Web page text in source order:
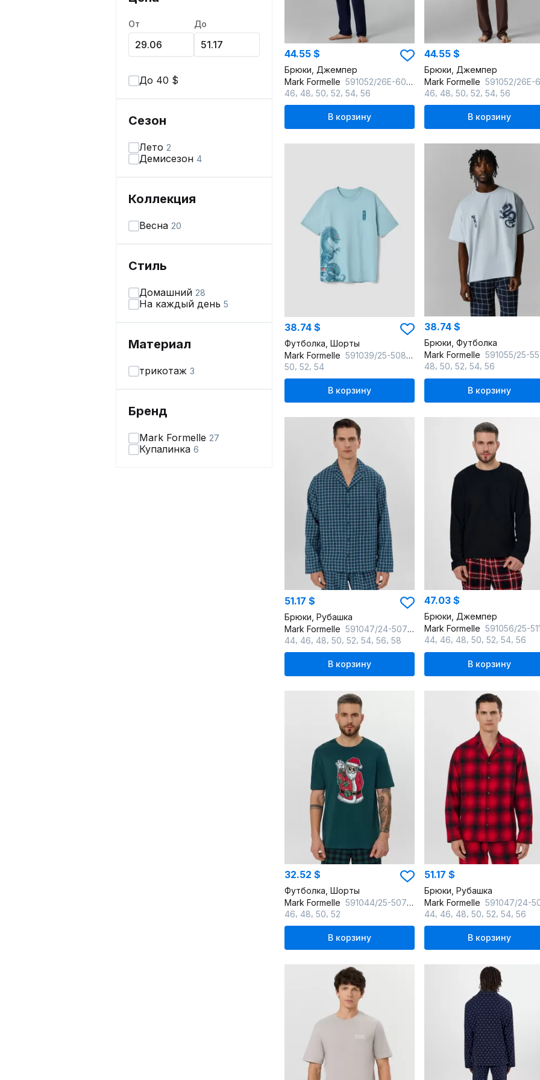
От До
До 40 $
Сезон
Лето 2
Демисезон 4
Коллекция
Весна 20
Стиль
Домашний 28
На каждый день 5
Материал
трикотаж 3
Бренд
Mark Formelle 27
Купалинка 6
44.55 $
Брюки, Джемпер
Mark Formelle 591052/26Е-6063Ц-24 затмение
46 48 50 52 54 56
В корзину
44.55 $
Брюки, Джемпер
Mark Formelle 591052/26Е-6063Ц-24
46 48 50 52 54 56
В корзину
38.74 $
Футболка, Шорты
Mark Formelle 591039/25-5087ПП-0 полынь_черный_печать_3_сл_на_пол_1_сл_на_пол
50 52 54
В корзину
38.74 $
Брюки, Футболка
Mark Formelle 591055/25-5599ПП-0
48 50 52 54 56
В корзину
51.17 $
Брюки, Рубашка
Mark Formelle 591047/24-5071ПП-9 сине_зеленая_клетка
44 46 48 50 52 54 56 58
В корзину
47.03 $
Брюки, Джемпер
Mark Formelle 591056/25-5111ПП-15
44 46 48 50 52 54 56
В корзину
32.52 $
Футболка, Шорты
Mark Formelle 591044/25-5076ПП-0 т.изумрудный_черная_клетка_на_зеленом_3_сл_на_пол
46 48 50 52
В корзину
51.17 $
Брюки, Рубашка
Mark Formelle 591047/24-5071ПП-9
44 46 48 50 52 54 56
В корзину